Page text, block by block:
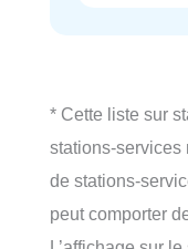
* Cette liste sur
stations-services
de stations-
peut comporter